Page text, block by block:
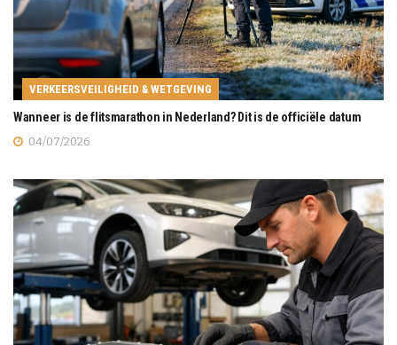
VERKEERSVEILIGHEID & WETGEVING
Wanneer is de flitsmarathon in Nederland? Dit is de officiële datum
04/07/2026